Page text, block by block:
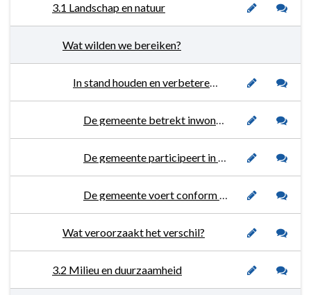
3.1 Landschap en natuur
Wat wilden we bereiken?
In stand houden en verbeteren van de landschappelijke kwaliteit en natuurwaarden.
De gemeente betrekt inwoners actief bij groen en biodiversiteit door deelname aan de Stimuleringsregeling Landschap (STILA)
De gemeente participeert in regionale overlegstructuren m.b.t. natuur en landschap zoals het Grenspark Kalmthoutse Heide, het Bijenlandschap West-Brabant, de Gebiedsgerichte Aanpak Brabantse Wal en Water- en Klimaatkring West.
De gemeente voert conform de Groene Agenda 2021-2025 groene en landschappelijke projecten uit die gefinancierd worden uit de reserve groenfonds en anterieure overeenkomsten waaronder die van de zonneparken welke per 2024 zullen gaan afdragen.
Wat veroorzaakt het verschil?
3.2 Milieu en duurzaamheid